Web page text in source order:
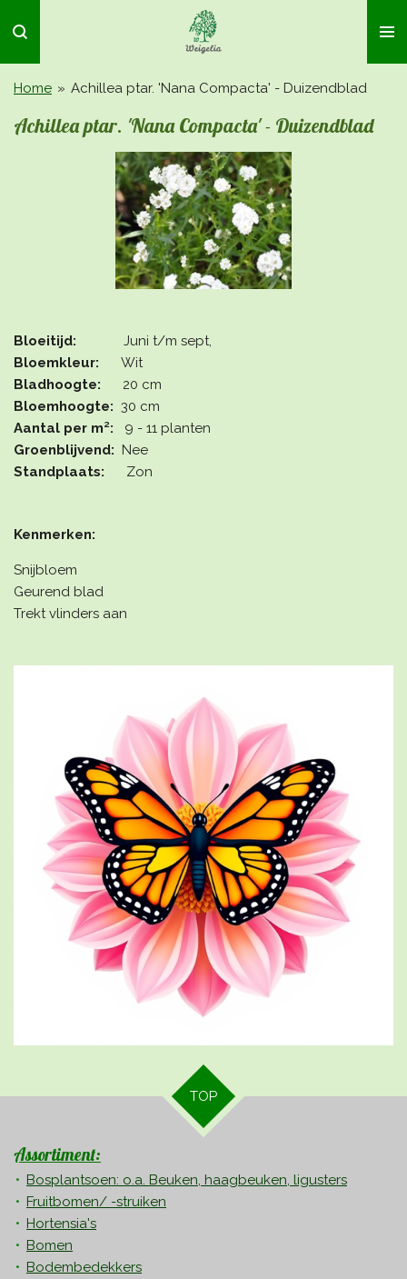
direct
naar
de
Home » Achillea ptar. 'Nana Compacta' - Duizendblad
Achillea ptar. 'Nana Compacta' - Duizendblad
Bloeitijd: Juni t/m sept,
Bloemkleur: Wit
Bladhoogte: 20 cm
Bloemhoogte: 30 cm
Aantal per m²: 9 - 11 planten
Groenblijvend: Nee
Standplaats: Zon
Kenmerken:
Snijbloem
Geurend blad
Trekt vlinders aan
TOP
Assortiment:
Bosplantsoen: o.a. Beuken, haagbeuken, ligusters
Fruitbomen/ -struiken
Hortensia's
Bomen
Bodembedekkers